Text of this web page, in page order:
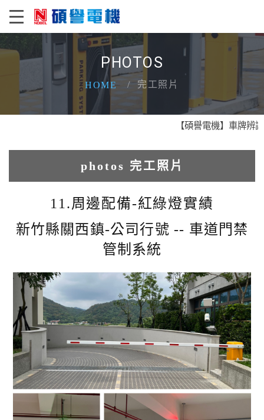
PHOTOS
HOME 完工照片
【碩譽電機】車牌辨
photos 完工照片
1.人臉辨識系統實績
2.電動柵欄機系列實績
3.車牌辨識收費系統實績
4.車牌辨識收費系統-客製化實績
5.停車收費系統系列實績
6.停車收費系統-地閘式實績
7.人員管制機系列實績
8.長距離讀卡機系列實績
11.周邊配備-紅綠燈實績
新竹縣關西鎮-公司行號 -- 車道門禁
管制系統